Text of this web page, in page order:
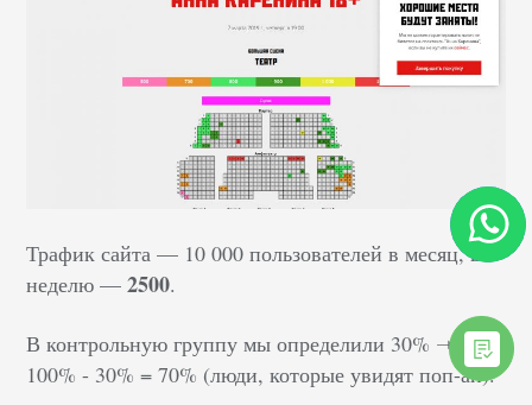
Трафик сайта — 10 000 пользователей в месяц, в
неделю —2500.
В контрольную группу мы определили 30% ➝
100% - 30% = 70% (люди, которые увидят поп-ап).